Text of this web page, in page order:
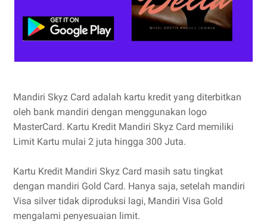
Mandiri Skyz Card adalah kartu kredit yang diterbitkan
oleh bank mandiri dengan menggunakan logo
MasterCard. Kartu Kredit Mandiri Skyz Card memiliki
Limit Kartu mulai 2 juta hingga 300 Juta.
Kartu Kredit Mandiri Skyz Card masih satu tingkat
dengan mandiri Gold Card. Hanya saja, setelah mandiri
Visa silver tidak diproduksi lagi, Mandiri Visa Gold
mengalami penyesuaian limit.